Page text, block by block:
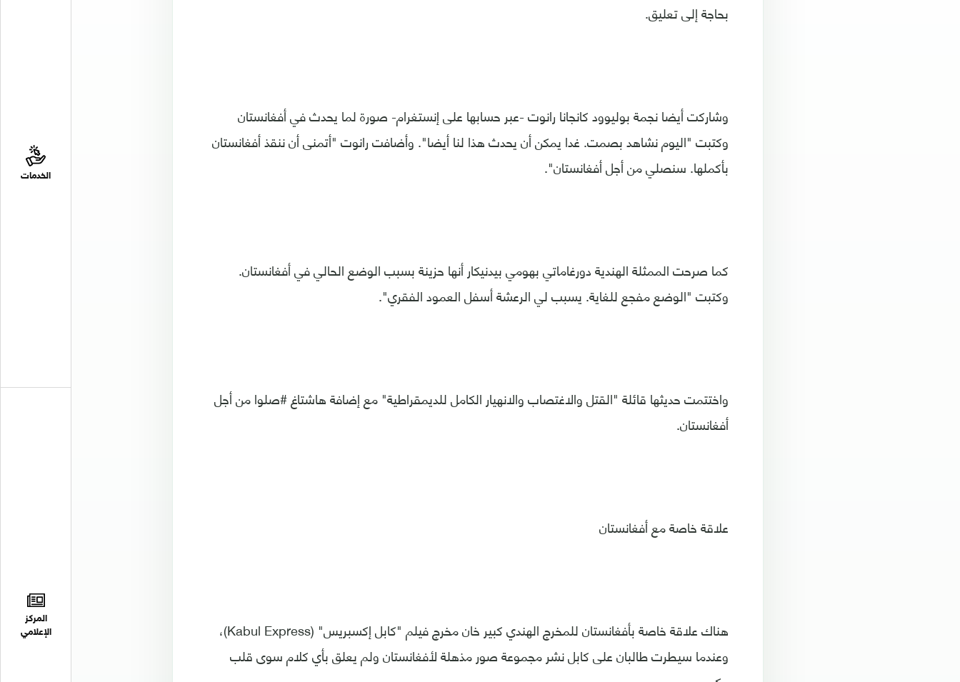
الخدمات
المركز
الإعلامي
بحاجة إلى تعليق.
وشاركت أيضا نجمة بوليوود كانجانا رانوت -عبر حسابها على إنستغرام- صورة لما يحدث في أفغانستان
وكتبت "اليوم نشاهد بصمت. غدا يمكن أن يحدث هذا لنا أيضا". وأضافت رانوت "أتمنى أن ننقذ أفغانستان
بأكملها. سنصلي من أجل أفغانستان".
كما صرحت الممثلة الهندية دورغاماتي بهومي بيدنيكار أنها حزينة بسبب الوضع الحالي في أفغانستان.
وكتبت "الوضع مفجع للغاية. يسبب لي الرعشة أسفل العمود الفقري".
واختتمت حديثها قائلة "القتل والاغتصاب والانهيار الكامل للديمقراطية" مع إضافة هاشتاغ #صلوا من أجل
أفغانستان.
علاقة خاصة مع أفغانستان
هناك علاقة خاصة بأفغانستان للمخرج الهندي كبير خان مخرج فيلم "كابل إكسبريس" (Kabul Express)،
وعندما سيطرت طالبان على كابل نشر مجموعة صور مذهلة لأفغانستان ولم يعلق بأي كلام سوى قلب